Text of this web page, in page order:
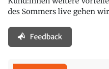
des Sommers live gehen
Feedback